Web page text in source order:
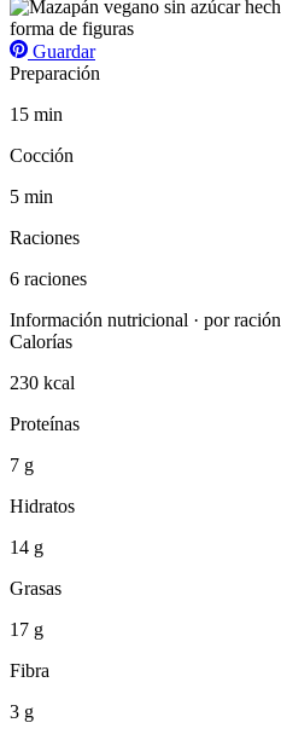
Guardar
Preparación
15 min
Cocción
5 min
Raciones
6 raciones
Información nutricional · por ración
Calorías
230 kcal
Proteínas
7 g
Hidratos
14 g
Grasas
17 g
Fibra
3 g